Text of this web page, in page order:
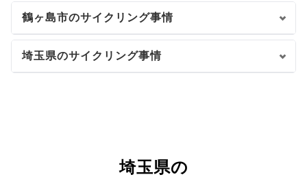
鶴ヶ島市のサイクリング事情
埼玉県のサイクリング事情
埼玉県の